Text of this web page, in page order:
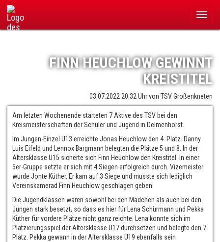
Navigation
überspringen
FINN HEUCHLOW GEWINNT
KREISTITEL
03.07.2022 20:32 von TSV Großenkneten
Am letzten Wochenende starteten 7 Aktive des TSV bei den
Kreismeisterschaften der Schüler und Jugend in Delmenhorst.
Im Jungen-Einzel U13 erreichte Jonas Heuchlow den 4. Platz. Danny
Luis Eifeld und Lennox Bargmann belegten die Plätze 5 und 8. In der
Altersklasse U15 sicherte sich Finn Heuchlow den Kreistitel. In einer
5er-Gruppe setzte er sich mit 4 Siegen erfolgreich durch. Vizemeister
wurde Jonte Küther. Er kam auf 3 Siege und musste sich lediglich
Vereinskamerad Finn Heuchlow geschlagen geben.
Die Jugendklassen waren sowohl bei den Mädchen als auch bei den
Jungen stark besetzt, so dass es hier für Lena Schürmann und Pekka
Küther für vordere Plätze nicht ganz reichte. Lena konnte sich im
Platzierungsspiel der Altersklasse U17 durchsetzen und belegte den 7.
Platz. Pekka gewann in der Altersklasse U19 ebenfalls sein